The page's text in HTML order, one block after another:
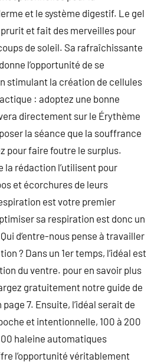
et le système digestif. Le gel
prurit et fait des merveilles pour
de soleil. Sa rafraîchissante
l’opportunité de se
stimulant la création de cellules
: adoptez une bonne
directement sur le Érythème
la séance que la souffrance
pour faire foutre le surplus.
la rédaction l’utilisent pour
et écorchures de leurs
est votre premier
sa respiration est donc un
d’entre-nous pense à travailler
? Dans un 1er temps, l’idéal est
du ventre. pour en savoir plus
gratuitement notre guide de
7. Ensuite, l’idéal serait de
et intentionnelle, 100 à 200
haleine automatiques
l’opportunité véritablement